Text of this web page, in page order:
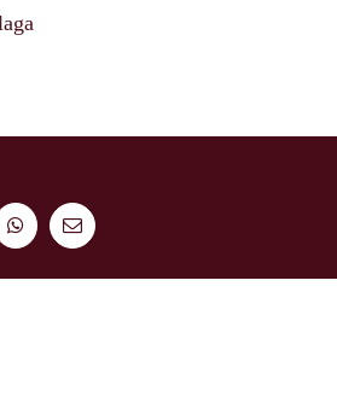
WhatsAppCorreo
electrónico